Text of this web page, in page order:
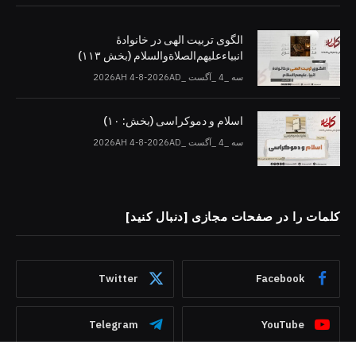
الگوی تربیت الهی در خانوادۀ
انبیاءعلیهم‌الصلاةو‌السلام (بخش ۱۱۳)
سه _4 _آگست _2026AH 4-8-2026AD
اسلام و دموکراسی (بخش: ۱۰)
سه _4 _آگست _2026AH 4-8-2026AD
کلمات را در صفحات مجازی [دنبال کنید]
Facebook
Twitter
YouTube
Telegram